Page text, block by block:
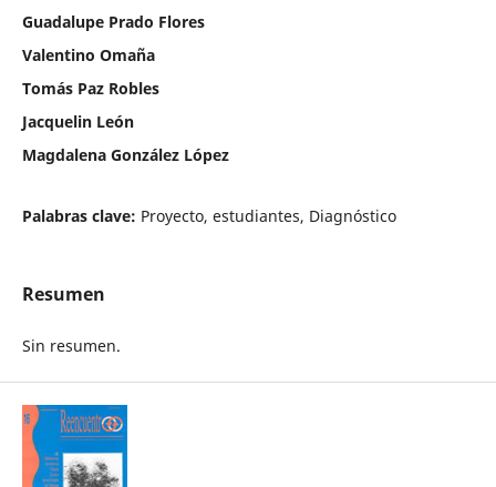
Guadalupe Prado Flores
Valentino Omaña
Tomás Paz Robles
Jacquelin León
Magdalena González López
Palabras clave: Proyecto, estudiantes, Diagnóstico
Resumen
Sin resumen.